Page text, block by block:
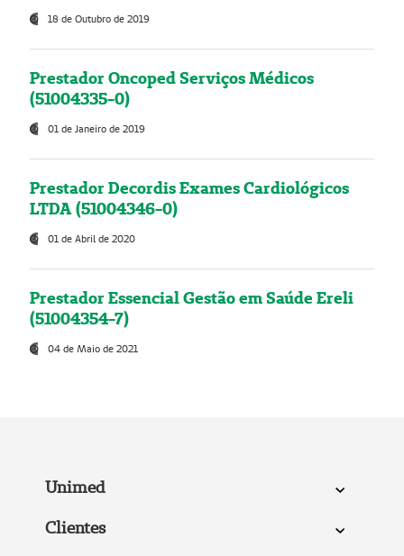
18 de Outubro de 2019
Prestador Oncoped Serviços Médicos
(51004335-0)
01 de Janeiro de 2019
Prestador Decordis Exames Cardiológicos
LTDA (51004346-0)
01 de Abril de 2020
Prestador Essencial Gestão em Saúde Ereli
(51004354-7)
04 de Maio de 2021
Unimed
Clientes